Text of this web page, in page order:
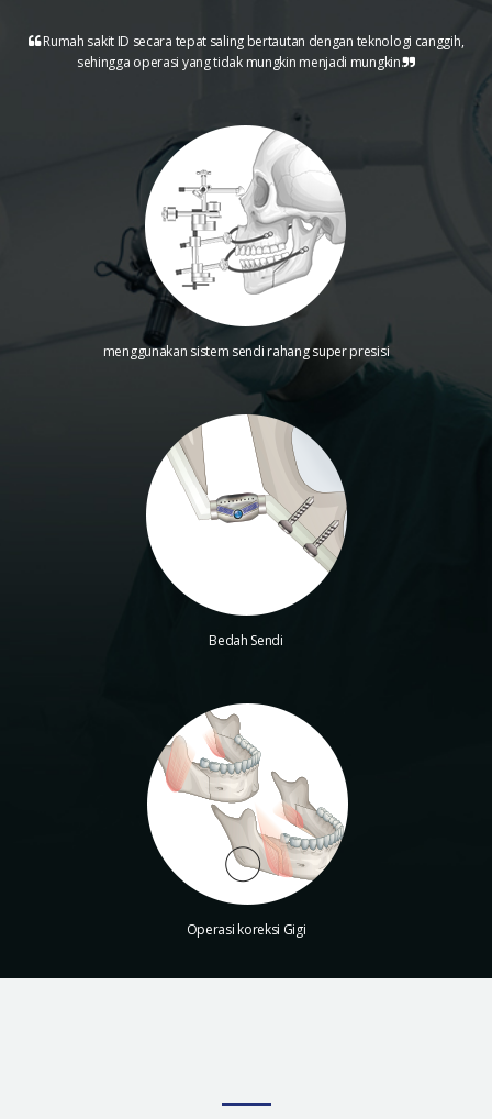
Rumah sakit ID secara tepat saling bertautan dengan teknologi canggih,
sehingga operasi yang tidak mungkin menjadi mungkin.
menggunakan sistem sendi rahang super presisi
Bedah Sendi
Operasi koreksi Gigi